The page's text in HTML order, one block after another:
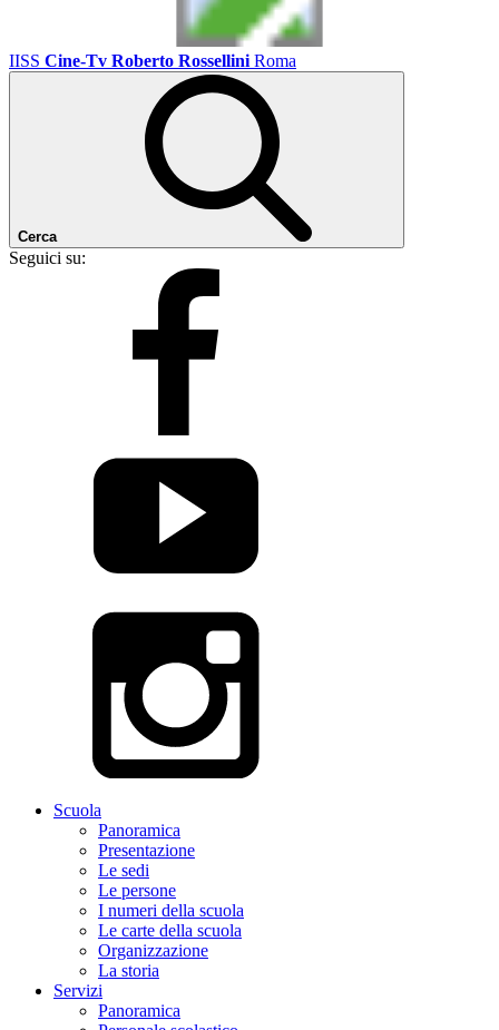
IISS Cine-Tv Roberto Rossellini Roma
Cerca
Seguici su:
Scuola
Panoramica
Presentazione
Le sedi
Le persone
I numeri della scuola
Le carte della scuola
Organizzazione
La storia
Servizi
Panoramica